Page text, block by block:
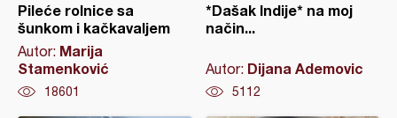
Pileće rolnice sa
šunkom i kačkavaljem
Autor: Marija
Stamenković
18601
*Dašak Indije* na moj
način...
Autor: Dijana Ademovic
5112